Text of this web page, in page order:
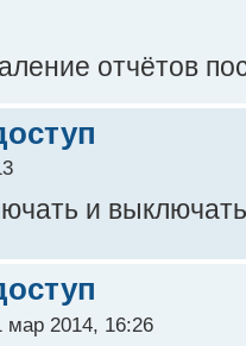
отчётов
и
мар 2014, 16:26